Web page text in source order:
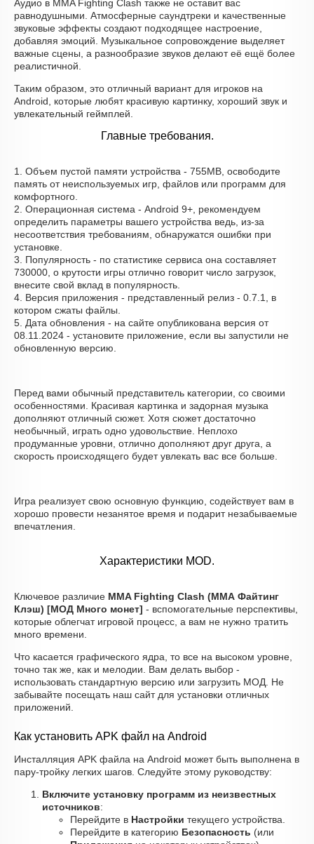
Аудио в MMA Fighting Clash также не оставит вас
равнодушными. Атмосферные саундтреки и качественные
звуковые эффекты создают подходящее настроение,
добавляя эмоций. Музыкальное сопровождение выделяет
важные сцены, а разнообразие звуков делают её ещё более
реалистичной.
Таким образом, это отличный вариант для игроков на
Android, которые любят красивую картинку, хороший звук и
увлекательный геймплей.
Главные требования.
1. Объем пустой памяти устройства - 755MB, освободите
память от неиспользуемых игр, файлов или программ для
комфортного.
2. Операционная система - Android 9+, рекомендуем
определить параметры вашего устройства ведь, из-за
несоответствия требованиям, обнаружатся ошибки при
установке.
3. Популярность - по статистике сервиса она составляет
730000, о крутости игры отлично говорит число загрузок,
внесите свой вклад в популярность.
4. Версия приложения - представленный релиз - 0.7.1, в
котором сжаты файлы.
5. Дата обновления - на сайте опубликована версия от
08.11.2024 - установите приложение, если вы запустили не
обновленную версию.
Перед вами обычный представитель категории, со своими
особенностями. Красивая картинка и задорная музыка
дополняют отличный сюжет. Хотя сюжет достаточно
необычный, играть одно удовольствие. Неплохо
продуманные уровни, отлично дополняют друг друга, а
скорость происходящего будет увлекать вас все больше.
Игра реализует свою основную функцию, содействует вам в
хорошо провести незанятое время и подарит незабываемые
впечатления.
Характеристики MOD.
Ключевое различие MMA Fighting Clash (ММА Файтинг
Клэш) [МОД Много монет] - вспомогательные перспективы,
которые облегчат игровой процесс, а вам не нужно тратить
много времени.
Что касается графического ядра, то все на высоком уровне,
точно так же, как и мелодии. Вам делать выбор -
использовать стандартную версию или загрузить МОД. Не
забывайте посещать наш сайт для установки отличных
приложений.
Как установить APK файл на Android
Инсталляция APK файла на Android может быть выполнена в
пару-тройку легких шагов. Следуйте этому руководству:
Включите установку программ из неизвестных
источников:
Перейдите в Настройки текущего устройства.
Перейдите в категорию Безопасность (или